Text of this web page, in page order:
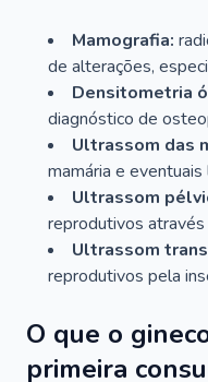
Mamografia:
de alterações,
Densitometria
diagnóstico de
Ultrassom das
mamária e
Ultrassom
reprodutivos
Ultrassom
reprodutivos pela
O que o
primeira